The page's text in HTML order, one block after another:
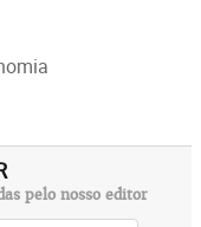
pelo nosso editor